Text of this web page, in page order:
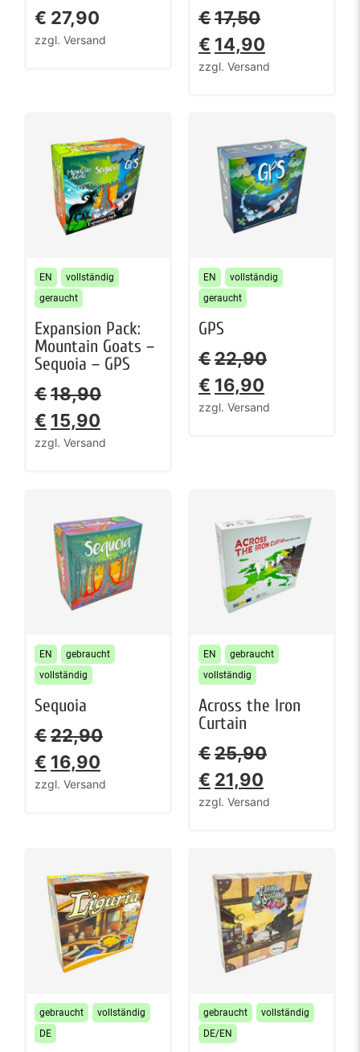
€ 27,90
zzgl. Versand
€17,50
€ 14,90
zzgl. Versand
EN
vollständig
geraucht
Expansion Pack:
Mountain Goats –
Sequoia – GPS
€18,90
€ 15,90
zzgl. Versand
EN
vollständig
geraucht
GPS
€22,90
€ 16,90
zzgl. Versand
EN
gebraucht
vollständig
Sequoia
€22,90
€ 16,90
zzgl. Versand
EN
gebraucht
vollständig
Across the Iron
Curtain
€25,90
€ 21,90
zzgl. Versand
gebraucht
vollständig
DE
gebraucht
vollständig
DE/EN